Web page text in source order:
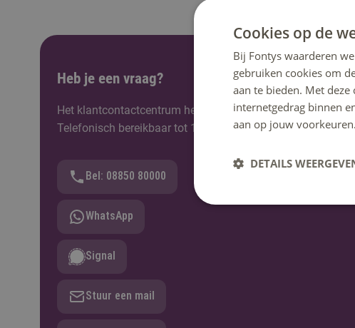
Heb je een vraag?
Het klantcontactcentrum helpt je graag verder. Bereikbaar
Telefonisch bereikbaar tot 12:30u.
Bel: 08850 80000
WhatsApp
Signal
Stuur een mail
Cookies op de
Bij Fontys waarderen
gebruiken cookies om
aan te bieden. Met
internetgedrag binnen
aan op jouw voorkeuren.
DETAILS